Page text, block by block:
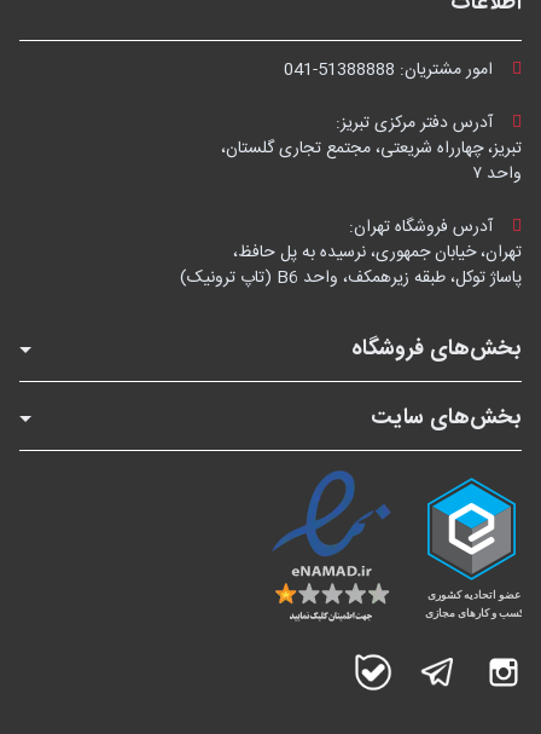
امور مشتریان: 041-51388888
آدرس دفتر مرکزی تبریز:
تبریز، چهارراه شریعتی، مجتمع تجاری گلستان،
واحد ۷
آدرس فروشگاه تهران:
تهران، خیابان جمهوری، نرسیده به پل حافظ،
پاساژ توکل، طبقه زیرهمکف، واحد B6 (تاپ ترونیک)
بخش‌های فروشگاه
بخش‌های سایت
اینستاگرام تلگرام